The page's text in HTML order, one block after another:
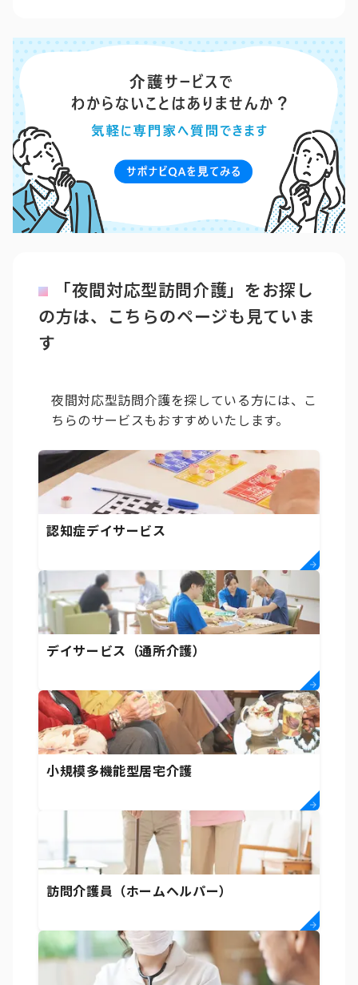
「夜間対応型訪問介護」をお探し
の方は、こちらのページも見ていま
す
夜間対応型訪問介護を探している方には、こ
ちらのサービスもおすすめいたします。
認知症デイサービス
デイサービス（通所介護）
小規模多機能型居宅介護
訪問介護員（ホームヘルパー）